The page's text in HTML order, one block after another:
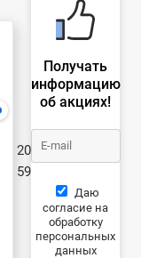
204 235 ₽
59 235 ₽
Получать
информацию
об акциях!
Даю
согласие на
обработку
персональных
данных